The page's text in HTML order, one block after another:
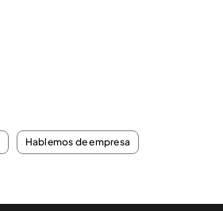
Hablemos de empresa